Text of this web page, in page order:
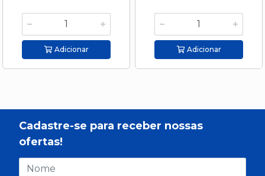
Adicionar Adicionar
Cadastre-se para receber nossas
ofertas!